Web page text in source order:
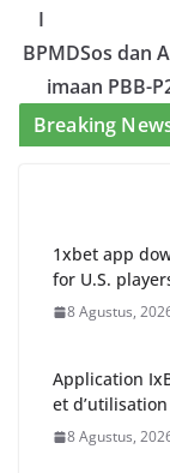
I
BPMDSos dan
imaan PBB-
Breaking
1xbet app
for U.S.
8 Agustus,
Application
et
8 Agustus,